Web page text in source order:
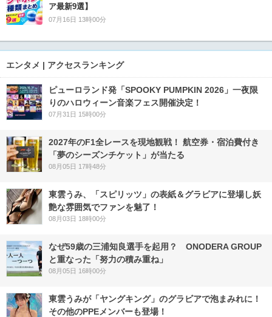
ア最新9選】
07月16日 13時00分
エンタメ | アクセスランキング
ピューロランド発「SPOOKY PUMPKIN 2026」一夜限
りのハロウィーン音楽フェス開催決定！
07月31日 15時00分
2027年のF1全レースを現地観戦！ 航空券・宿泊費付き
「夢のシーズンチケット」が当たる
08月05日 17時48分
東雲うみ、「スピリッツ」の表紙＆グラビアに登場し妖
艶な雰囲気でファンを魅了！
08月03日 18時00分
なぜ59歳の三浦知良選手を起用？ ONODERA GROUP
と重なった「努力の積み重ね」
08月05日 16時00分
東雲うみが「ヤングキング」のグラビアで泡まみれに！
その他のPPEメンバーも登場！